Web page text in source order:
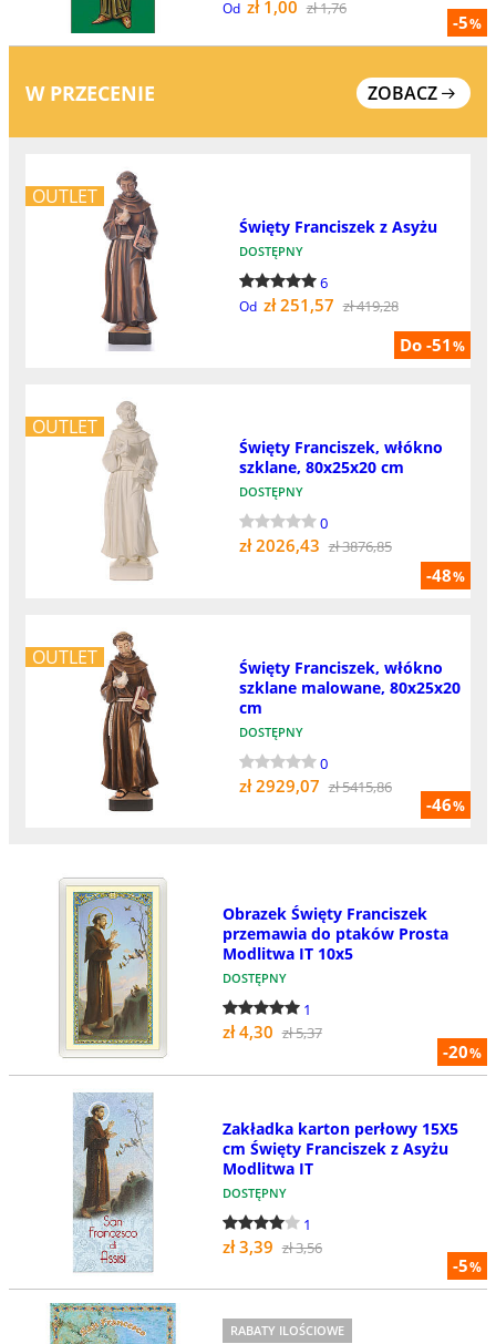
-5%
Od zł 1,00 zł 1,76
W PRZECENIE ZOBACZ
OUTLET
Do -51%
Święty Franciszek z Asyżu
DOSTĘPNY
6
Od zł 251,57 zł 419,28
OUTLET
-48%
Święty Franciszek, włókno
szklane, 80x25x20 cm
DOSTĘPNY
0
zł 2026,43 zł 3876,85
OUTLET
-46%
Święty Franciszek, włókno
szklane malowane, 80x25x20
cm
DOSTĘPNY
0
zł 2929,07 zł 5415,86
-20%
Obrazek Święty Franciszek
przemawia do ptaków Prosta
Modlitwa IT 10x5
DOSTĘPNY
1
zł 4,30 zł 5,37
-5%
Zakładka karton perłowy 15X5
cm Święty Franciszek z Asyżu
Modlitwa IT
DOSTĘPNY
1
zł 3,39 zł 3,56
RABATY ILOŚCIOWE